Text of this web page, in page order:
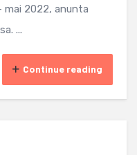
mai 2022, anunta
...
Continue reading